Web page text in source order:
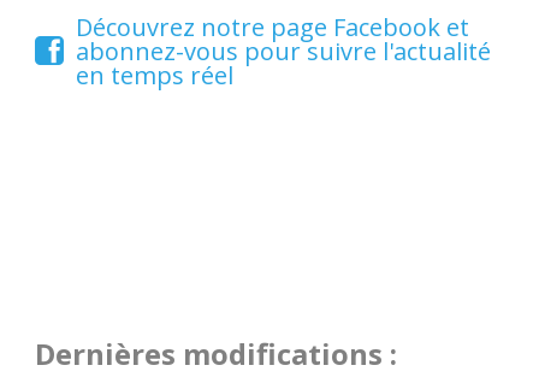
Découvrez notre page Facebook et
abonnez-vous pour suivre l'actualité
en temps réel
Dernières modifications :